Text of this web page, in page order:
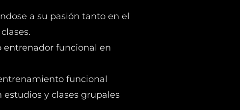
a su pasión tanto en el
entrenador funcional en
funcional
y clases grupales